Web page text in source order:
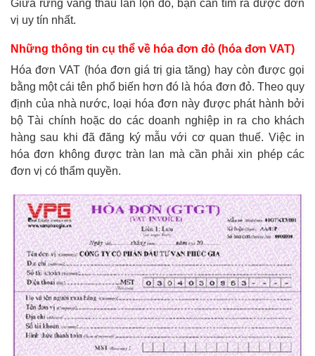
Giữa rừng vàng thau lẫn lộn đó, bạn cần tìm ra được đơn
vị uy tín nhất.
Những thông tin cụ thể về hóa đơn đỏ (hóa đơn VAT)
Hóa đơn VAT (hóa đơn giá trị gia tăng) hay còn được gọi
bằng một cái tên phổ biến hơn đó là hóa đơn đỏ. Theo quy
định của nhà nước, loại hóa đơn này được phát hành bởi
bộ Tài chính hoặc do các doanh nghiệp in ra cho khách
hàng sau khi đã đăng ký mẫu với cơ quan thuế. Việc in
hóa đơn không được tràn lan mà cần phải xin phép các
đơn vị có thẩm quyền.